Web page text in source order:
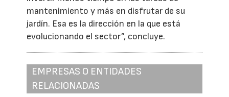
mantenimiento y más en disfrutar de su
jardín. Esa es la dirección en la que está
evolucionando el sector”, concluye.
EMPRESAS O ENTIDADES
RELACIONADAS